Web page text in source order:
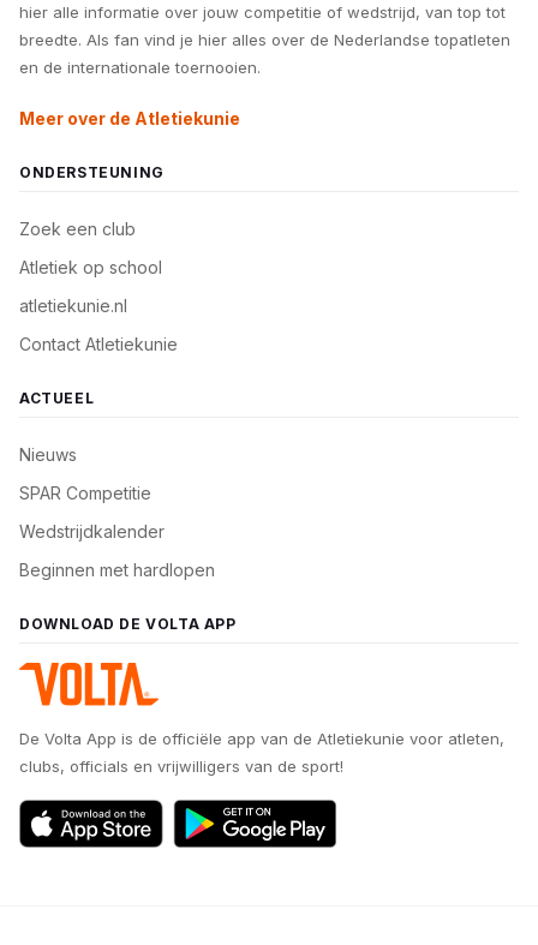
hier alle informatie over jouw competitie of wedstrijd, van top tot
breedte. Als fan vind je hier alles over de Nederlandse topatleten
en de internationale toernooien.
Meer over de Atletiekunie
ONDERSTEUNING
Zoek een club
Atletiek op school
atletiekunie.nl
Contact Atletiekunie
ACTUEEL
Nieuws
SPAR Competitie
Wedstrijdkalender
Beginnen met hardlopen
DOWNLOAD DE VOLTA APP
De Volta App is de officiële app van de Atletiekunie voor atleten,
clubs, officials en vrijwilligers van de sport!